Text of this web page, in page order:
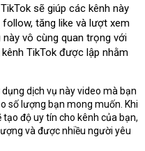
sẽ giúp các kênh này
tăng like và lượt xem
vô cùng quan trọng với
TikTok được lập nhằm
dụng dịch vụ này video mà bạn
số lượng bạn mong muốn. Khi
độ uy tín cho kênh của bạn,
và được nhiều người yêu